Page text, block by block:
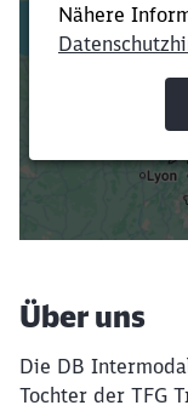
Verkürze
Über uns
Die DB
Tochter der TFG